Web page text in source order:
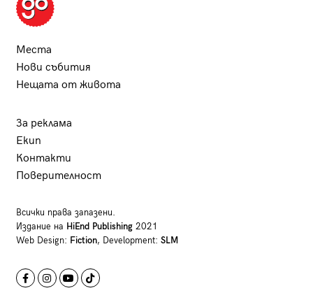
Места
Нови събития
Нещата от живота
За реклама
Екип
Контакти
Поверителност
Всички права запазени.
Издание на HiEnd Publishing2021
Web Design: Fiction, Development: SLM